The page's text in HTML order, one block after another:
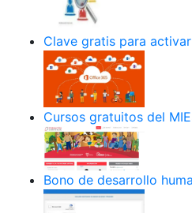
Clave gratis para
Cursos gratuitos del
Bono de desarrollo